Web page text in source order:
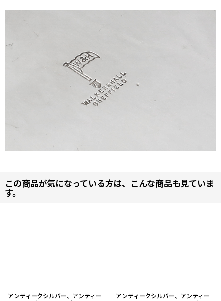
この商品が気になっている方は、こんな商品も見ていま
す。
アンティークシルバー、アンティー
アンティークシルバー、アンティー